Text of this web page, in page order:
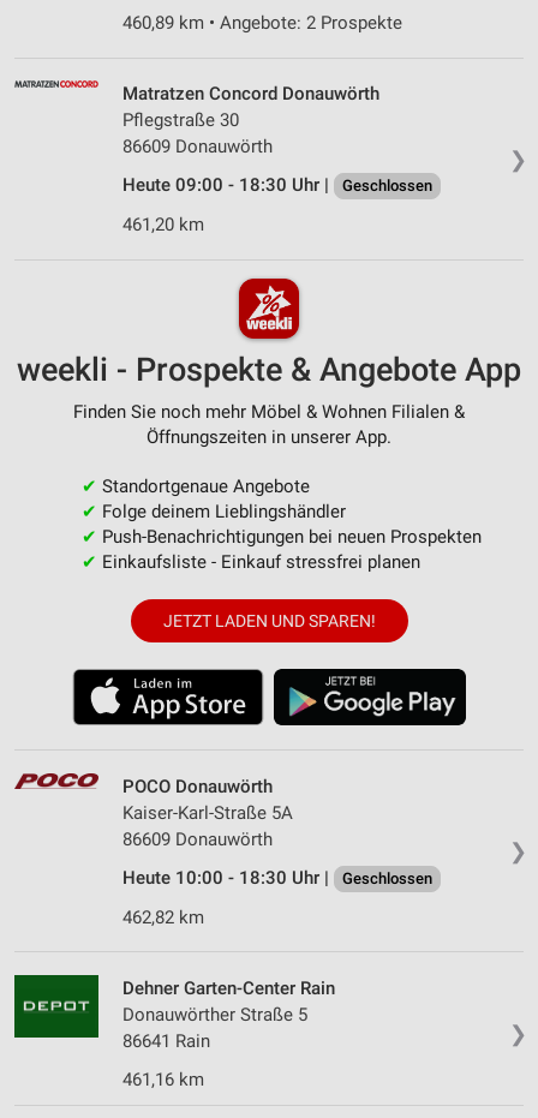
460,89 km • Angebote: 2 Prospekte
❯
Matratzen Concord Donauwörth
Pflegstraße 30
86609 Donauwörth
Heute 09:00 - 18:30 Uhr |
Geschlossen
461,20 km
weekli - Prospekte & Angebote App
Finden Sie noch mehr Möbel & Wohnen Filialen &
Öffnungszeiten in unserer App.
✔ Standortgenaue Angebote
✔ Folge deinem Lieblingshändler
✔ Push-Benachrichtigungen bei neuen Prospekten
✔ Einkaufsliste - Einkauf stressfrei planen
JETZT LADEN UND SPAREN!
❯
POCO Donauwörth
Kaiser-Karl-Straße 5A
86609 Donauwörth
Heute 10:00 - 18:30 Uhr |
Geschlossen
462,82 km
❯
Dehner Garten-Center Rain
Donauwörther Straße 5
86641 Rain
461,16 km